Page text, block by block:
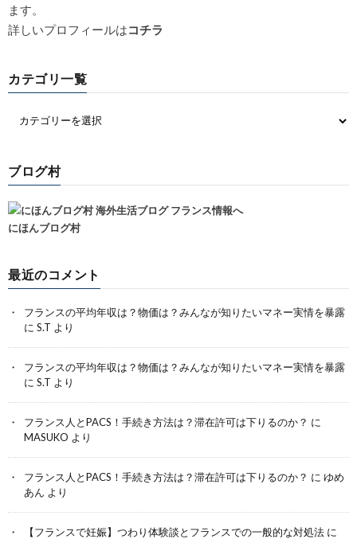
ます。
詳しいプロフィールはコチラ
カテゴリ一覧
ブログ村
にほんブログ村
最近のコメント
フランスの平均年収は？物価は？みんなが知りたいマネー実情を暴露
に S.T より
フランスの平均年収は？物価は？みんなが知りたいマネー実情を暴露
に S.T より
フランス人とPACS！手続き方法は？滞在許可は下りるのか？ に
MASUKO より
フランス人とPACS！手続き方法は？滞在許可は下りるのか？ に ゆめ
あん より
【フランスで妊娠】つわり体験談とフランスでの一般的な対処法 に